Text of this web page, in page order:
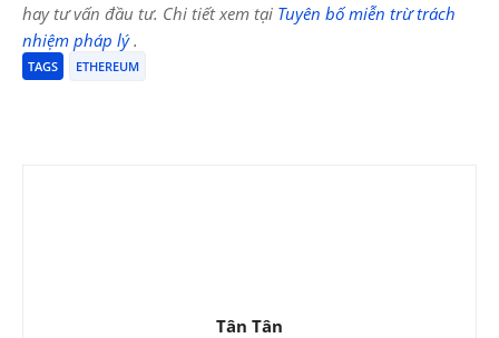
hay tư vấn đầu tư. Chi tiết xem tại Tuyên bố miễn trừ trách
nhiệm pháp lý.
TAGS ETHEREUM
Tân Tân